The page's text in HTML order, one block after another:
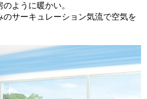
ように暖かい。
サーキュレーション気流で空気を